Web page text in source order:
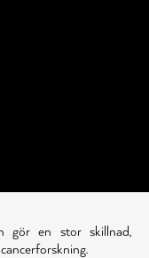
gör en stor skillnad,